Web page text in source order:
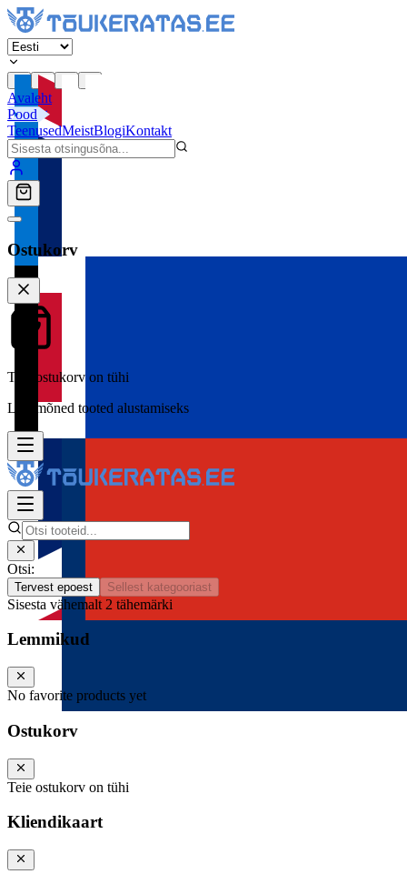
Avaleht
Pood
TeenusedMeistBlogiKontakt
Ostukorv
Teie ostukorv on tühi
Lisa mõned tooted alustamiseks
Otsi:
Tervest epoest Sellest kategooriast
Sisesta vähemalt 2 tähemärki
Lemmikud
No favorite products yet
Ostukorv
Teie ostukorv on tühi
Kliendikaart